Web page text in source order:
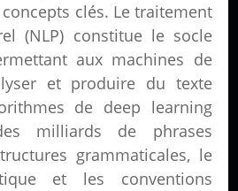
clés. Le traitement
(NLP) constitue le socle
aux machines de
et produire du texte
de deep learning
milliards de phrases
grammaticales, le
et les conventions